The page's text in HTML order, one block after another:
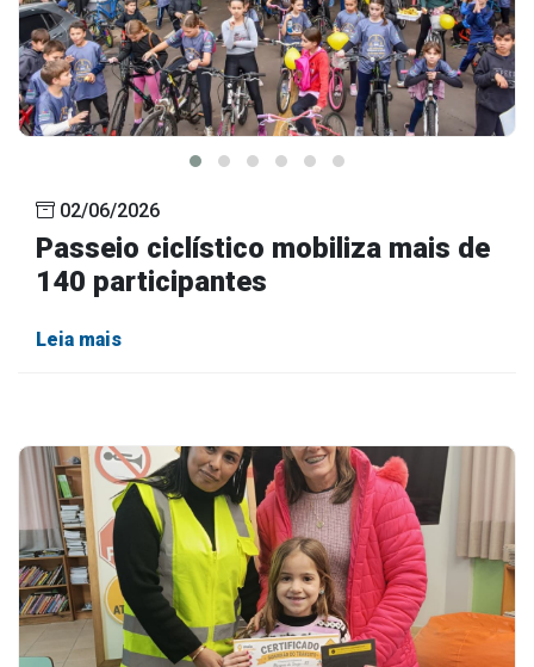
02/06/2026
Passeio ciclístico mobiliza mais de
140 participantes
Leia mais